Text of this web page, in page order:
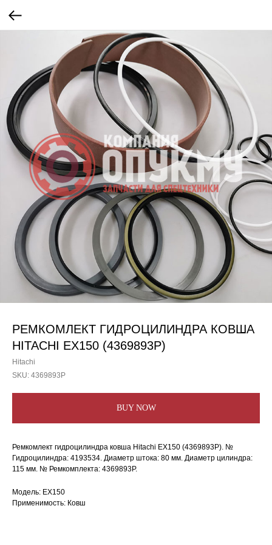
РЕМКОМЛЕКТ ГИДРОЦИЛИНДРА КОВША
HITACHI EX150 (4369893P)
Hitachi
SKU: 4369893P
BUY NOW
Ремкомлект гидроцилиндра ковша Hitachi EX150 (4369893P). №
Гидроцилиндра: 4193534. Диаметр штока: 80 мм. Диаметр цилиндра:
115 мм. № Ремкомплекта: 4369893P.
Модель: EX150
Применимость: Ковш